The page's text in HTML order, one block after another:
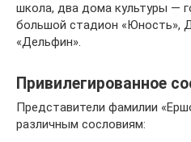
школа, два дома культуры —
большой стадион
«Дельфин».
Привилегированное
Представители фамилии
различным сословиям: